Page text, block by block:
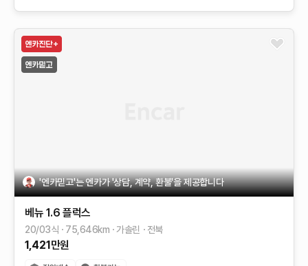
'엔카믿고'는 엔카가 '상담, 계약, 환불'을 제공합니다
베뉴 1.6 플럭스
20/03식 75,646km 가솔린 전북
1,421만원